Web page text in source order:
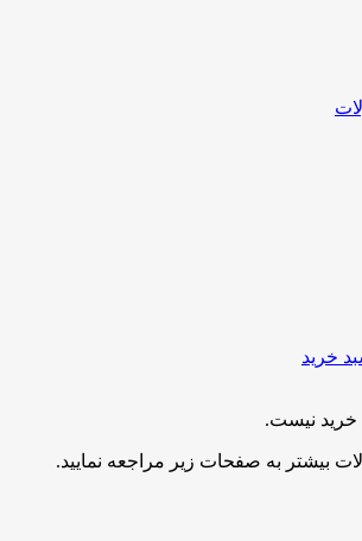
خرید
نیست.
بیشتر به صفحات زیر مراجعه نمایید.